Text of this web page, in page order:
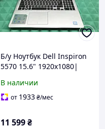
Б/у Ноутбук Dell Inspiron
5570 15.6" 1920x1080|
256 GB SSD| UHD 620
В наличии
от 1933₴/мес
11 599₴